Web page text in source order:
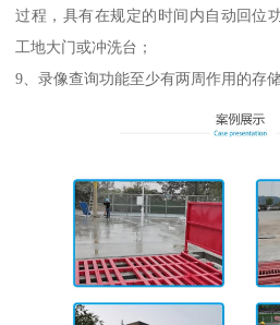
过程，具有在规定的时间内自动回位
工地大门或冲洗台；
9、录像查询功能至少有两周作用的存储